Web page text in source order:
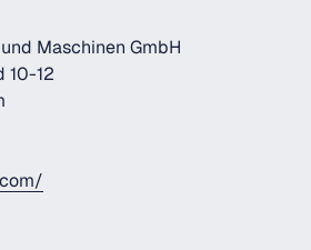
Maschinen GmbH
10-12